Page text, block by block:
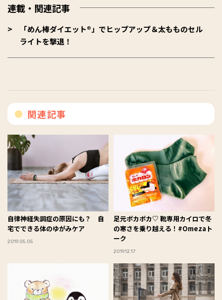
連載・関連記事
「めん棒ダイエット®」でヒップアップ＆太もものセル
ライトを撃退！
関連記事
自律神経失調症の原因にも？ 自
宅でできる体のゆがみケア
2019.05.05
足元ポカポカ♡ 靴専用カイロで冬
の寒さを乗り越える！#Omezaト
ーク
2019.12.17